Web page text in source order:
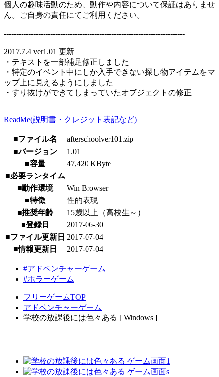
個人の趣味活動のため、動作や内容について保証はありませ
ん。ご自身の責任にてご利用ください。
--------------------------------------------------------------------------
2017.7.4 ver1.01 更新
・テキストを一部補足修正しました
・特定のイベント中にしか入手できない探し物アイテムをマ
ップ上に見えるようにしました
・すり抜けができてしまっていたオブジェクトの修正
ReadMe(説明書・クレジット表記など)
■ファイル名
afterschoolver101.zip
■バージョン
1.01
■容量
47,420 KByte
■必要ランタイム
■動作環境
Win Browser
■特徴
性的表現
■推奨年齢
15歳以上（高校生～）
■登録日
2017-06-30
■ファイル更新日 2017-07-04
■情報更新日
2017-07-04
#アドベンチャーゲーム
#ホラーゲーム
フリーゲームTOP
アドベンチャーゲーム
学校の放課後には色々ある [ Windows ]